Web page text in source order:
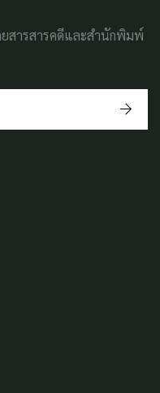
สารสารคดีและสำนักพิมพ์